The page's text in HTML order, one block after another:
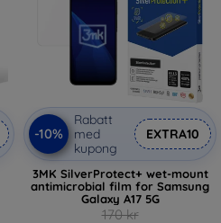
-10%
Rabatt
med
kupong
EXTRA10
3MK SilverProtect+ wet-mount
antimicrobial film for Samsung
Galaxy A17 5G
170 kr